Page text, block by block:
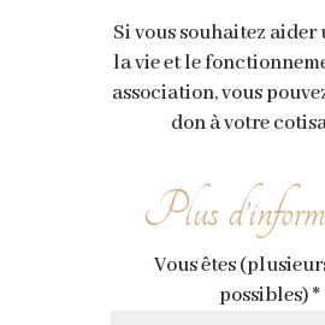
Si vous souhaitez aider
la vie et le
association, vous
don à votre
Plus
Vous êtes
possibles)*